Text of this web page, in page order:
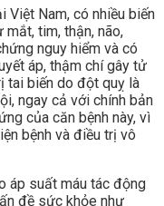
Việt Nam, có nhiều biến
tim, thận, não,
nguy hiểm và có
áp, thậm chí gây tử
tai biến do đột quỵ là
ngay cả với chính bản
của căn bệnh này, vì
bệnh và điều trị vô
áp suất máu tác động
đề sức khỏe như